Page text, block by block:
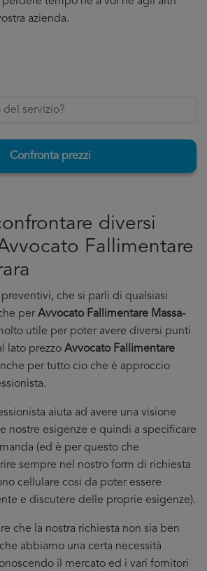
azienda.
Confronta prezzi
diversi
Fallimentare
che si parli di qualsiasi
perAvvocato Fallimentare Massa-
utile per poter avere diversi punti
lato prezzo Avvocato Fallimentare
per tutto cio che è approccio
aiuta ad avere una visione
nostre esigenze e quindi a specificare
(ed è per questo che
sempre nel nostro form di richiesta
cellulare cosi da poter essere
e discutere delle proprie esigenze).
che la nostra richiesta non sia ben
abbiamo una certa necessità
il mercato ed i vari fornitori